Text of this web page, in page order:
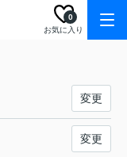
お気に入り
0
変更
変更